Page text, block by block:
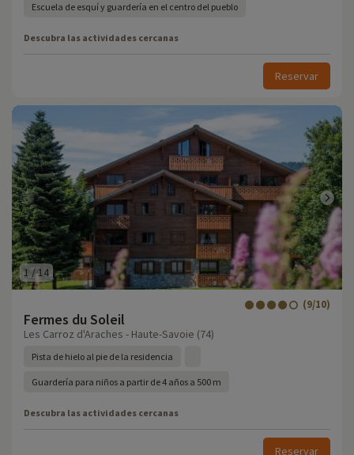
Escuela de esquí y guardería en el centro del pueblo
Descubra las actividades cercanas
Reservar
1 /14
Fermes du Soleil
(9/10)
Les Carroz d'Araches - Haute-Savoie (74)
Pista de hielo al pie de la residencia
Guardería para niños a partir de 4 años a 500 m
Descubra las actividades cercanas
Reservar